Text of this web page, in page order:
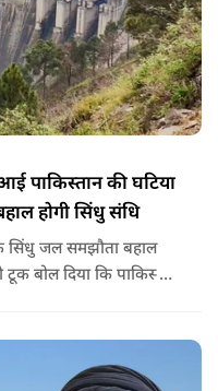
पाकिस्तान की घटिया
होगी सिंधु संधि
सिंधु जल समझौता बहाल
बोल दिया कि पाकिस्तान